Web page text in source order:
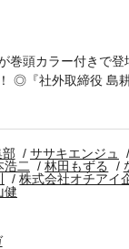
巻頭カラー付きで
◎『社外取締役 島
目にしたものとは
部 ササキエンジュ
浩二 林田もずる
株式会社オチアイ
健